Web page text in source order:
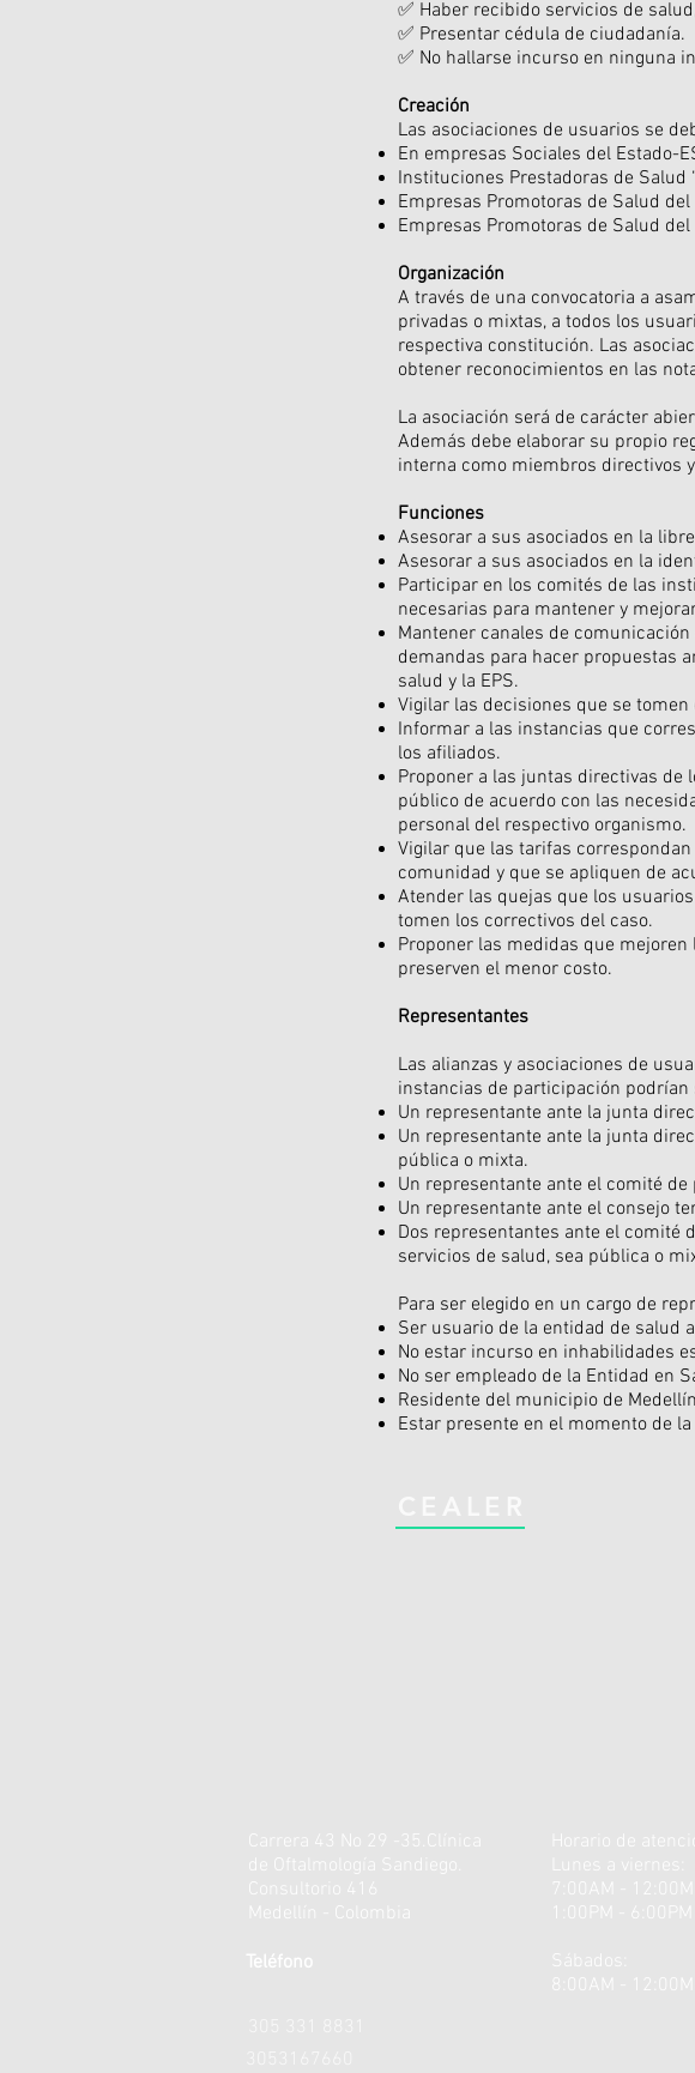
✅ Haber recibido servicios de
✅ Presentar cédula de ciudadanía.
✅ No hallarse incurso en ninguna
Creación
Las asociaciones de usuarios se
En empresas Sociales del Estado-
Instituciones Prestadoras de Salud
Empresas Promotoras de Salud
Empresas Promotoras de Salud
Organización
A través de una convocatoria a
privadas o mixtas, a todos los
respectiva constitución. Las
obtener reconocimientos en las
La asociación será de carácter
Además debe elaborar su propio
interna como miembros directivos
Funciones
Asesorar a sus asociados en la
Asesorar a sus asociados en la
Participar en los comités de las
necesarias para mantener y
Mantener canales de
demandas para hacer propuestas
salud y la EPS.
Vigilar las decisiones que se
Informar a las instancias que
los afiliados.
Proponer a las juntas directivas de
público de acuerdo con las
personal del respectivo organismo.
Vigilar que las tarifas
comunidad y que se apliquen de
Atender las quejas que los
tomen los correctivos del caso.
Proponer las medidas que
preserven el menor costo.
Representantes
Las alianzas y asociaciones de
instancias de participación podrían
Un representante ante la junta
Un representante ante la junta
pública o mixta.
Un representante ante el comité
Un representante ante el consejo
Dos representantes ante el comité
servicios de salud, sea pública o
Para ser elegido en un cargo de
Ser usuario de la entidad de salud
No estar incurso en inhabilidades
No ser empleado de la Entidad en
Residente del municipio de
Estar presente en el momento de
Carrera 43 No 29 -35.Clínica
de Oftalmología Sandiego.
Consultorio 416
Medellín - Colombia
Teléfono
Horario de
Lunes a viernes:
7:00AM - 12:00M
1:00PM - 6:00PM
Sábados:
8:00AM - 12:00M